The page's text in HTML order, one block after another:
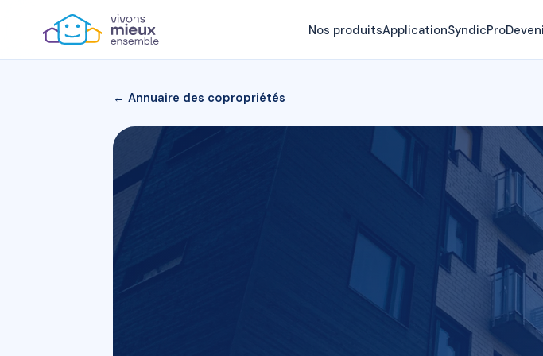
Nos produitsApplicationSyndicPro
← Annuaire des copropriétés